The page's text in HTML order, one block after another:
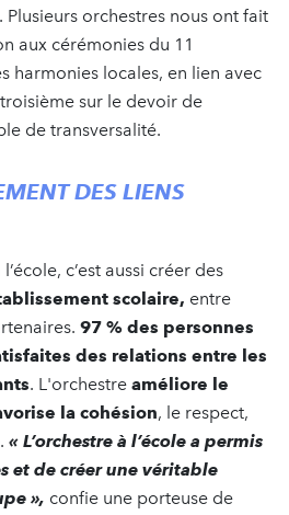
orchestres nous ont fait
aux cérémonies du 11
harmonies locales, en lien avec
sur le devoir de
de transversalité.
DES LIENS
c’est aussi créer des
scolaire, entre
97 % des personnes
des relations entre les
. L'orchestre améliore le
la cohésion, le respect,
« L’orchestre à l’école a permis
et de créer une véritable
», confie une porteuse de